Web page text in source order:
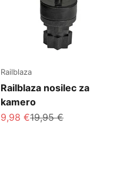
Railblaza
Railblaza nosilec za
kamero
Znižana cena
9,98 €Redna cena
19,95 €